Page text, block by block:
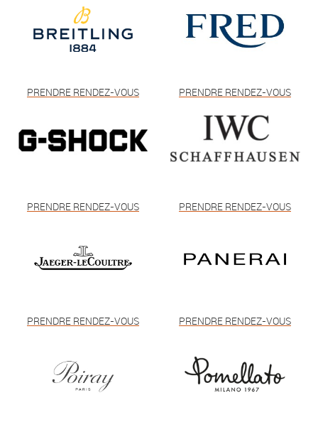
PRENDRE RENDEZ-VOUS PRENDRE RENDEZ-VOUS
PRENDRE RENDEZ-VOUS PRENDRE RENDEZ-VOUS
PRENDRE RENDEZ-VOUS PRENDRE RENDEZ-VOUS